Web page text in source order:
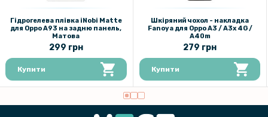
Гідрогелева плівка iNobi Matte
для Oppo A93 на задню панель,
Матова
299 грн
Купити
Шкіряний чохол - накладка
Fanoya для Oppo A3 / A3x 4G /
A40m
279 грн
Купити